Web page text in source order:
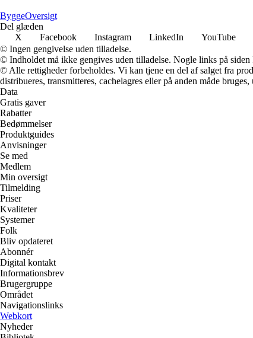
ByggeOversigt
Del glæden
X
Facebook Instagram LinkedIn YouTube
© Ingen gengivelse uden tilladelse.
© Indholdet må ikke gengives uden tilladelse. Nogle links på
© Alle rettigheder forbeholdes. Vi kan tjene en del af salget fra
distribueres, transmitteres, cachelagres eller på anden måde
Data
Gratis gaver
Rabatter
Bedømmelser
Produktguides
Anvisninger
Se med
Medlem
Min oversigt
Tilmelding
Priser
Kvaliteter
Systemer
Folk
Bliv opdateret
Abonnér
Digital kontakt
Informationsbrev
Brugergruppe
Området
Navigationslinks
Webkort
Nyheder